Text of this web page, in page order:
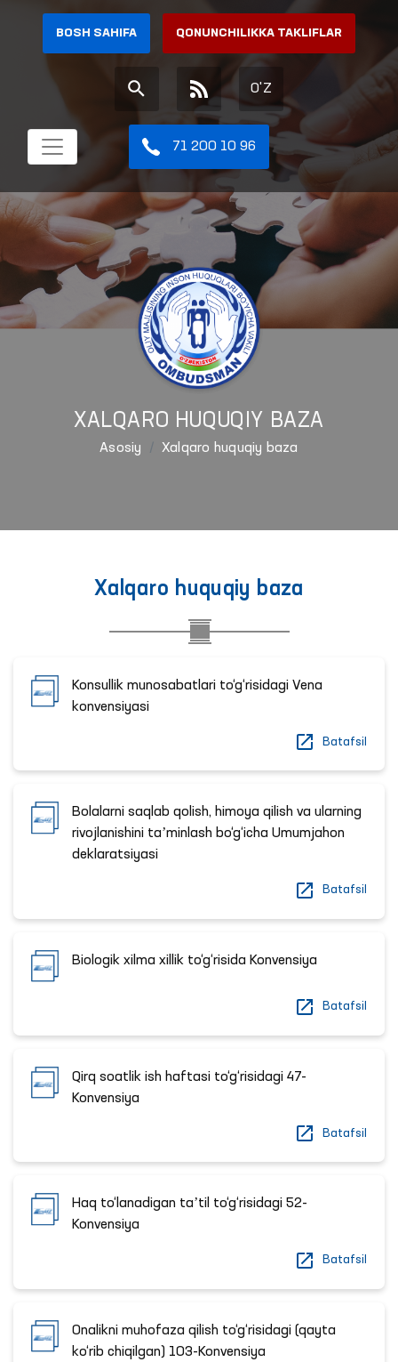
BOSH SAHIFA QONUNCHILIKKA TAKLIFLAR
O'Z
71 200 10 96
XALQARO HUQUQIY BAZA
Asosiy Xalqaro huquqiy baza
Xalqaro huquqiy baza
Konsullik munosabatlari to‘g‘risidagi Vena
konvensiyasi
Batafsil
Bolalarni saqlab qolish, himoya qilish va ularning
rivojlanishini taʼminlash bo‘g‘icha Umumjahon
deklaratsiyasi
Batafsil
Biologik xilma xillik to‘g‘risida Konvensiya
Batafsil
Qirq soatlik ish haftasi to‘g‘risidagi 47-
Konvensiya
Batafsil
Haq to‘lanadigan taʼtil to‘g‘risidagi 52-
Konvensiya
Batafsil
Onalikni muhofaza qilish to‘g‘risidagi (qayta
ko‘rib chiqilgan) 103-Konvensiya